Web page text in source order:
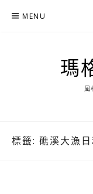
MENU
瑪
風
標籤: 礁溪大漁日